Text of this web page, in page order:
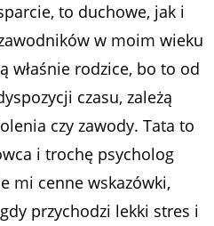
to duchowe, jak i
w moim wieku
właśnie rodzice, bo to od
czasu, zależą
czy zawody. Tata to
i trochę psycholog
mi cenne wskazówki,
przychodzi lekki stres i